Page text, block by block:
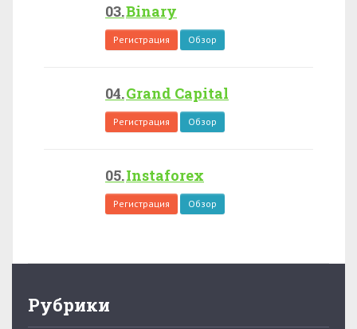
Binary
Регистрация Обзор
Grand Capital
Регистрация Обзор
Instaforex
Регистрация Обзор
Рубрики